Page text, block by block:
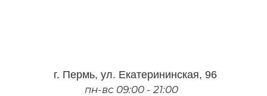
г. Пермь, ул. Екатерининская, 96
пн-вс 09:00 - 21:00